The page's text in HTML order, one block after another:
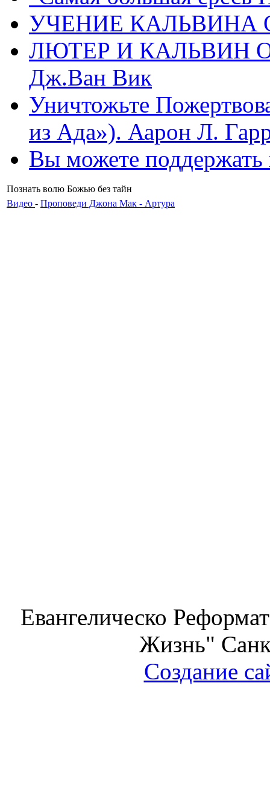
УЧЕНИЕ КАЛЬВИНА
ЛЮТЕР И КАЛЬВИН
Дж.Ван Вик
Уничтожьте
из Ада»). Аарон Л.
Вы можете
Познать волю Божью без тайн
Видео - Проповеди Джона Мак - Артура
Евангелическо
Жизнь"
Создание